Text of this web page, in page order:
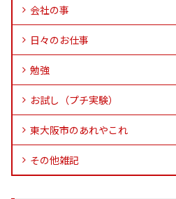
会社の事
日々のお仕事
勉強
お試し（プチ実験）
東大阪市のあれやこれ
その他雑記